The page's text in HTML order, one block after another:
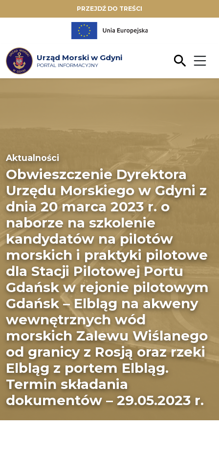
PRZEJDŹ DO TREŚCI
Urząd Morski w Gdyni
PORTAL INFORMACYJNY
Aktualności
Obwieszczenie Dyrektora
Urzędu Morskiego w Gdyni z
dnia 20 marca 2023 r. o
naborze na szkolenie
kandydatów na pilotów
morskich i praktyki pilotowe
dla Stacji Pilotowej Portu
Gdańsk w rejonie pilotowym
Gdańsk – Elbląg na akweny
wewnętrznych wód
morskich Zalewu Wiślanego
od granicy z Rosją oraz rzeki
Elbląg z portem Elbląg.
Termin składania
dokumentów – 29.05.2023 r.